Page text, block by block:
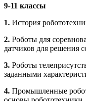
9-11 классы
1. История
2. Роботы для
датчиков для решения
3. Роботы
заданными
4. Промышленные